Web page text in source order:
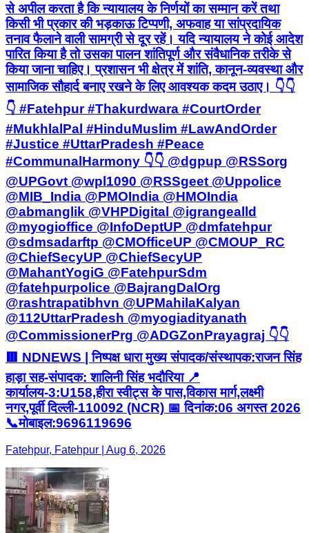
से अपील करता है कि न्यायालय के निर्णयों का सम्मान करें तथा
किसी भी प्रकार की भड़काऊ टिप्पणी, अफवाह या सांप्रदायिक
तनाव फैलाने वाली सामग्री से दूर रहें। यदि न्यायालय ने कोई आदेश
पारित किया है तो उसका पालन शांतिपूर्ण और संवैधानिक तरीके से
किया जाना चाहिए। प्रशासन भी क्षेत्र में शांति, कानून-व्यवस्था और
सामाजिक सौहार्द बनाए रखने के लिए आवश्यक कदम उठाए। 👇👇
👇 #Fatehpur #Thakurdwara #CourtOrder
#MukhlalPal #HinduMuslim #LawAndOrder
#Justice #UttarPradesh #Peace
#CommunalHarmony 👇👇 @dgpup @RSSorg
@UPGovt @wpl1090 @RSSgeet @Uppolice
@MIB_India @PMOIndia @HMOIndia
@abmanglik @VHPDigital @igrangealld
@myogioffice @InfoDeptUP @dmfatehpur
@sdmsadarftp @CMOfficeUP @CMOUP_RC
@ChiefSecyUP @ChiefSecyUP
@MahantYogiG @FatehpurSdm
@fatehpurpolice @BajrangDalOrg
@rashtrapatibhvn @UPMahilaKalyan
@112UttarPradesh @myogiadityanath
@CommissionerPrg @ADGZonPrayagraj 👇👇
🟥 NDNEWS | निष्पक्ष धारा मुख्य संपादक/संस्थापक:राजन सिंह
हाड़ा सह-संपादक: शालिनी सिंह भदौरिया 📍
कार्यालय-3:U158,हीरा स्वीट्स के पास,विकास मार्ग,लक्ष्मी
नगर,पूर्वी दिल्ली-110092 (NCR) 📅 दिनांक:06 अगस्त 2026
📞मोबाइल:9696119696
Fatehpur, Fatehpur | Aug 6, 2026